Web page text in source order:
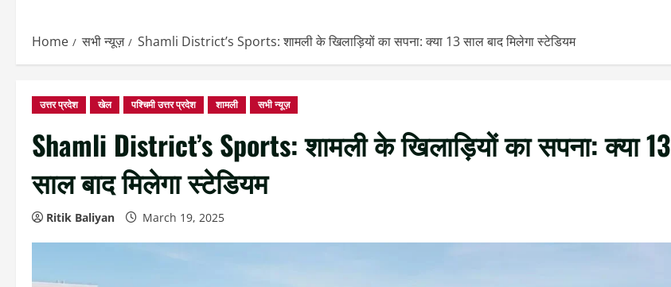
Home सभी न्यूज़ Shamli District’s Sports: शामली के खिलाड़ियों का सपना: क्या 13 साल बाद मिलेगा स्टेडियम
उत्तर प्रदेश खेल पश्चिमी उत्तर प्रदेश शामली सभी न्यूज़
Shamli District’s Sports: शामली के खिलाड़ियों का सपना: क्या 13
साल बाद मिलेगा स्टेडियम
Ritik Baliyan March 19, 2025